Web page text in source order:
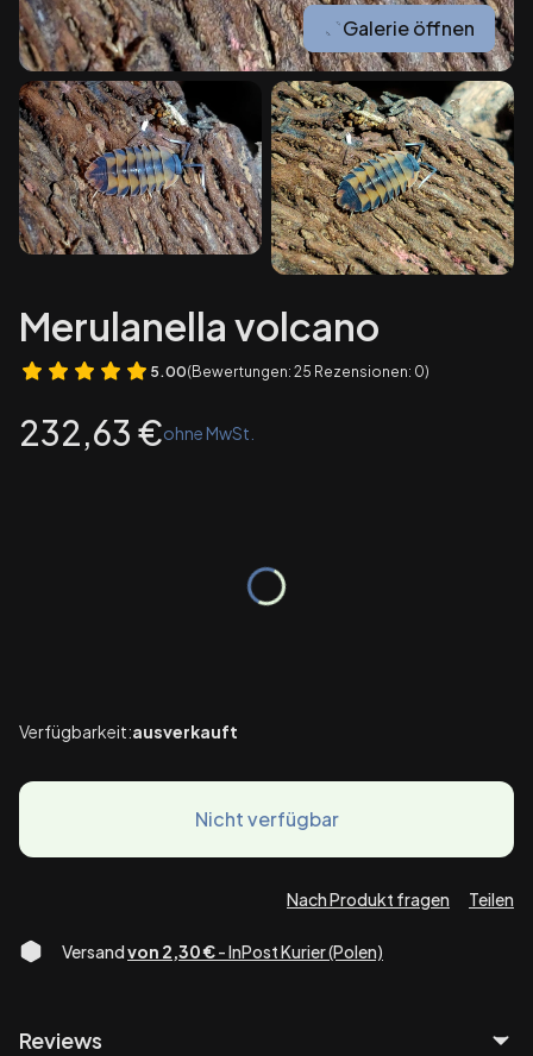
Galerie öffnen
Merulanella volcano
5.00(Bewertungen: 25 Rezensionen: 0)
Preis
232,63 €ohne MwSt.
Verfügbarkeit:ausverkauft
Nicht verfügbar
Nach Produkt fragen Teilen
Versandvon 2,30 €- InPost Kurier (Polen)
Reviews